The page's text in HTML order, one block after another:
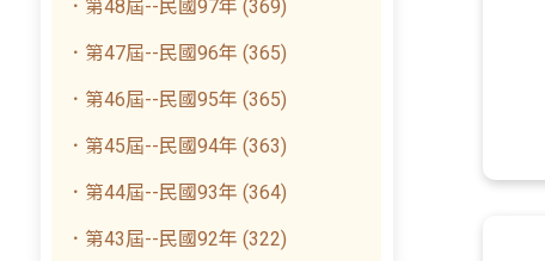
．第48屆--民國97年 (369)
．第47屆--民國96年 (365)
．第46屆--民國95年 (365)
．第45屆--民國94年 (363)
．第44屆--民國93年 (364)
．第43屆--民國92年 (322)